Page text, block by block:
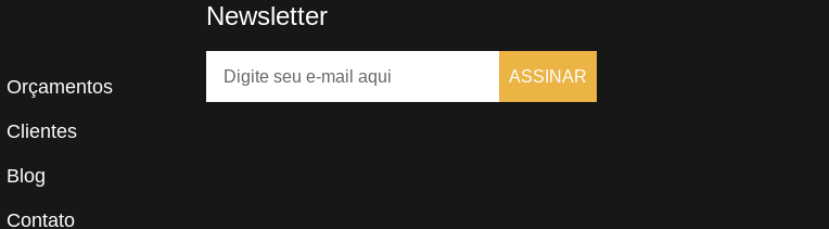
Orçamentos
Clientes
Blog
Contato
Newsletter
ASSINAR